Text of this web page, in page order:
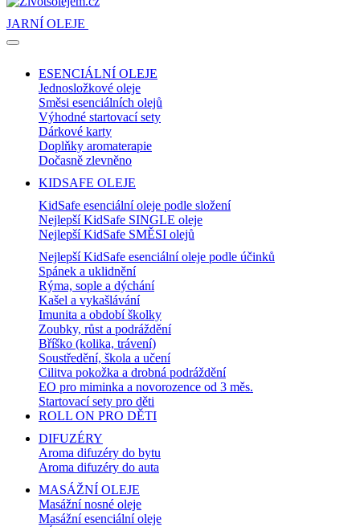
JARNÍ OLEJE
ESENCIÁLNÍ OLEJE
Jednosložkové oleje
Směsi esenciálních olejů
Výhodné startovací sety
Dárkové karty
Doplňky aromaterapie
Dočasně zlevněno
KIDSAFE OLEJE
KidSafe esenciální oleje podle složení
Nejlepší KidSafe SINGLE oleje
Nejlepší KidSafe SMĚSI olejů
Nejlepší KidSafe esenciální oleje podle účinků
Spánek a uklidnění
Rýma, sople a dýchání
Kašel a vykašlávání
Imunita a období školky
Zoubky, růst a podráždění
Bříško (kolika, trávení)
Soustředění, škola a učení
Cilitva pokožka a drobná podráždění
EO pro miminka a novorozence od 3 měs.
Startovací sety pro děti
ROLL ON PRO DĚTI
DIFUZÉRY
Aroma difuzéry do bytu
Aroma difuzéry do auta
MASÁŽNÍ OLEJE
Masážní nosné oleje
Masážní esenciální oleje